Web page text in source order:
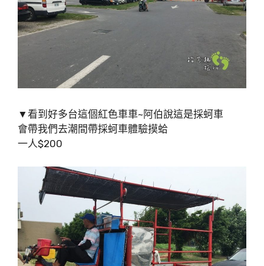
▼看到好多台這個紅色車車~阿伯說這是採蚵車
會帶我們去潮間帶採蚵車體驗摸蛤
一人$200